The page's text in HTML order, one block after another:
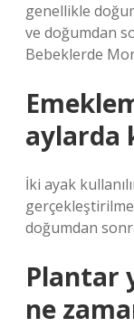
genellikle
ve doğumdan
Bebeklerde
aylarda
İki ayak
doğumdan
Plantar
ne